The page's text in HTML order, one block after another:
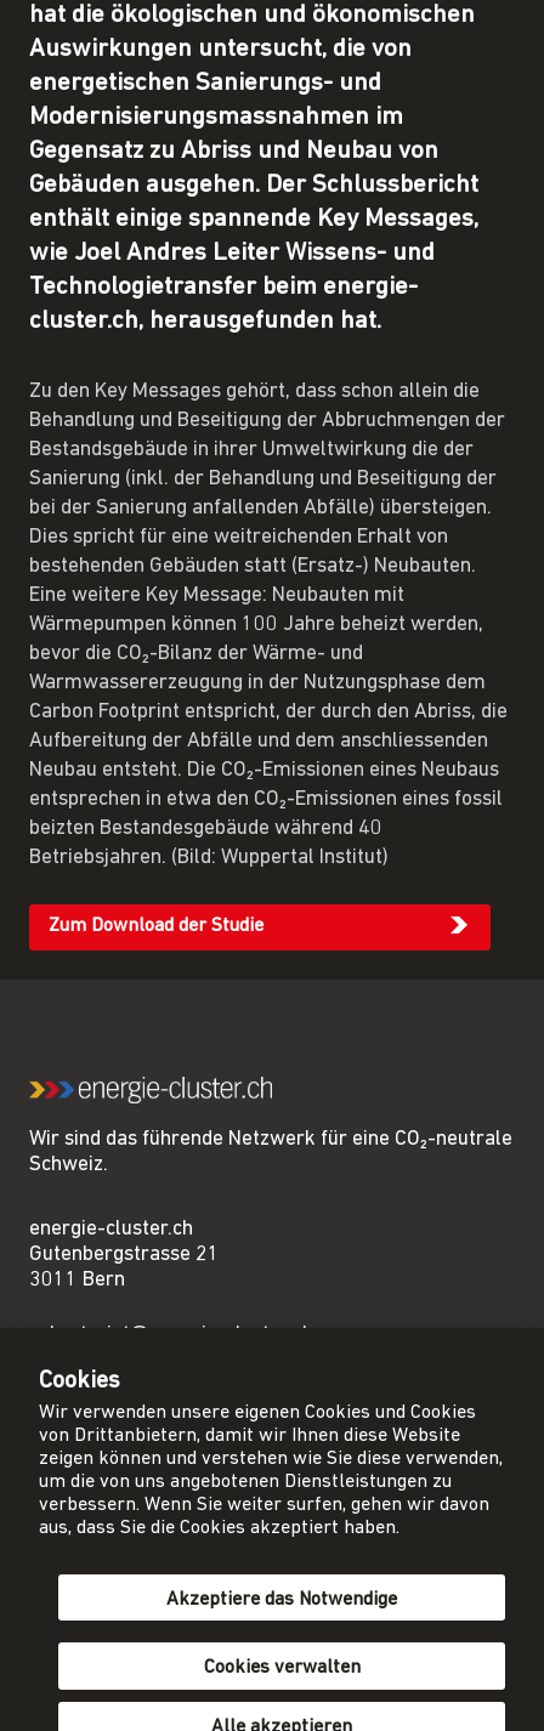
hat die ökologischen und ökonomischen
Auswirkungen untersucht, die von
energetischen Sanierungs- und
Modernisierungsmassnahmen im
Gegensatz zu Abriss und Neubau von
Gebäuden ausgehen. Der Schlussbericht
enthält einige spannende Key Messages,
wie Joel Andres Leiter Wissens- und
Technologietransfer beim energie-
cluster.ch, herausgefunden hat.
Zu den Key Messages gehört, dass schon allein die
Behandlung und Beseitigung der Abbruchmengen der
Bestandsgebäude in ihrer Umweltwirkung die der
Sanierung (inkl. der Behandlung und Beseitigung der
bei der Sanierung anfallenden Abfälle) übersteigen.
Dies spricht für eine weitreichenden Erhalt von
bestehenden Gebäuden statt (Ersatz-) Neubauten.
Eine weitere Key Message: Neubauten mit
Wärmepumpen können 100 Jahre beheizt werden,
bevor die CO₂-Bilanz der Wärme- und
Warmwassererzeugung in der Nutzungsphase dem
Carbon Footprint entspricht, der durch den Abriss, die
Aufbereitung der Abfälle und dem anschliessenden
Neubau entsteht. Die CO₂-Emissionen eines Neubaus
entsprechen in etwa den CO₂-Emissionen eines fossil
beizten Bestandesgebäude während 40
Betriebsjahren. (Bild: Wuppertal Institut)
Zum Download der Studie
Wir sind das führende Netzwerk für eine CO₂-neutrale
Schweiz.
energie-cluster.ch
Gutenbergstrasse 21
3011 Bern
sekretariat@energie-cluster.ch
Privacy Policy
Impressum
AGB
Mitglied werden
Newsletter abonnieren
Cookies
Wir verwenden unsere eigenen Cookies und Cookies
von Drittanbietern, damit wir Ihnen diese Website
zeigen können und verstehen wie Sie diese verwenden,
um die von uns angebotenen Dienstleistungen zu
verbessern. Wenn Sie weiter surfen, gehen wir davon
aus, dass Sie die Cookies akzeptiert haben.
Akzeptiere das Notwendige
Cookies verwalten
Alle akzeptieren